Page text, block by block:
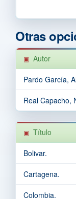
Otras
Autor
Pardo García,
Real Capacho,
Título
Bolivar.
Cartagena.
Colombia.